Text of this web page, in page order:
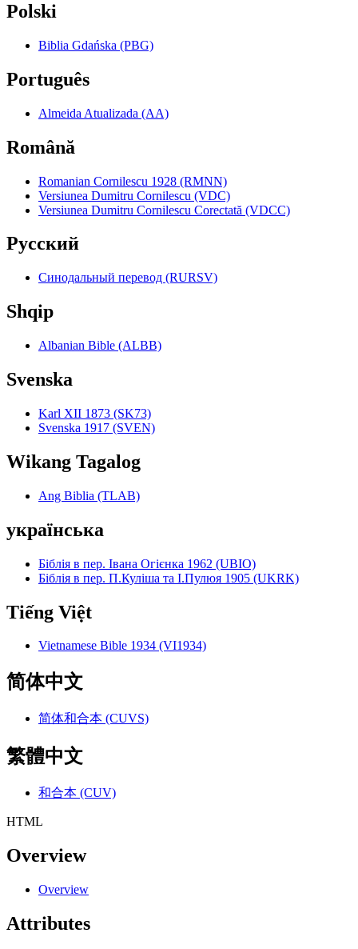
Polski
Biblia Gdańska (PBG)
Português
Almeida Atualizada (AA)
Română
Romanian Cornilescu 1928 (RMNN)
Versiunea Dumitru Cornilescu (VDC)
Versiunea Dumitru Cornilescu Corectată (VDCC)
Pyccкий
Синодальный перевод (RURSV)
Shqip
Albanian Bible (ALBB)
Svenska
Karl XII 1873 (SK73)
Svenska 1917 (SVEN)
Wikang Tagalog
Ang Biblia (TLAB)
українська
Біблія в пер. Івана Огієнка 1962 (UBIO)
Біблія в пер. П.Куліша та І.Пулюя 1905 (UKRK)
Tiếng Việt
Vietnamese Bible 1934 (VI1934)
简体中文
简体和合本 (CUVS)
繁體中文
和合本 (CUV)
HTML
Overview
Overview
Attributes